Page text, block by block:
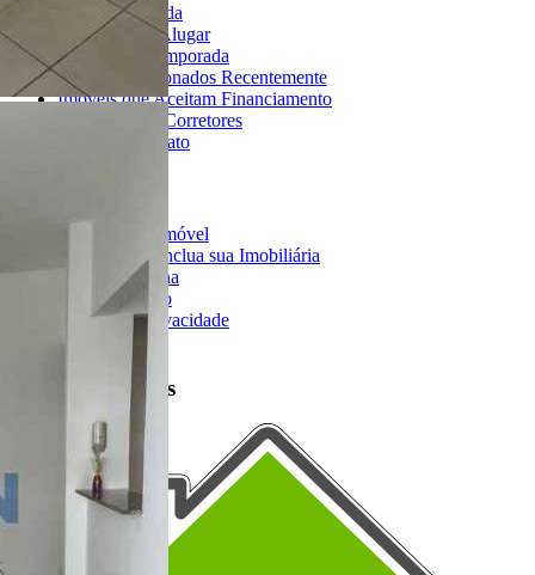
Imóveis à Venda
Imóveis para Alugar
Imóveis de Temporada
Imóveis Adicionados Recentemente
Imóveis que Aceitam Financiamento
Imobiliárias e Corretores
Entre em Contato
Anuncie seu Imóvel
Cadastre-se | Inclua sua Imobiliária
Como Funciona
Termos de Uso
Política de Privacidade
Mapa do Site
Portais Parceiros